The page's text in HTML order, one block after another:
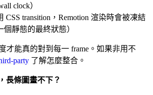
clock）
CSS transition，Remotion 渲染時會被凍結
個靜態的最終狀態）
才能真的對到每一 frame。如果非用不
party 了解怎麼整合。
長條圖畫不下？